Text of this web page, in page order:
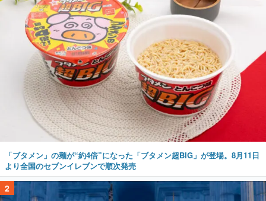
「ブタメン」の麺が“約4倍”になった「ブタメン超BIG」が登場。8月11日
より全国のセブンイレブンで順次発売
2